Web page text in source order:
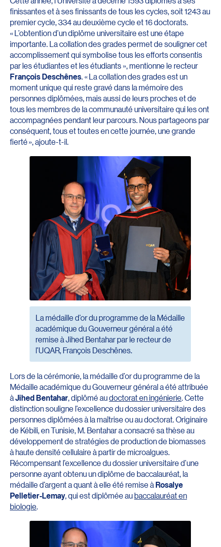
finissantes et à ses finissants de tous les cycles, soit 1243 au
premier cycle, 334 au deuxième cycle et 16 doctorats.
« L’obtention d’un diplôme universitaire est une étape
importante. La collation des grades permet de souligner cet
accomplissement qui symbolise tous les efforts consentis
par les étudiantes et les étudiants », mentionne le recteur
François Deschênes. « La collation des grades est un
moment unique qui reste gravé dans la mémoire des
personnes diplômées, mais aussi de leurs proches et de
tous les membres de la communauté universitaire qui les ont
accompagnées pendant leur parcours. Nous partageons par
conséquent, tous et toutes en cette journée, une grande
fierté », ajoute-t-il.
La médaille d’or du programme de la Médaille
académique du Gouverneur général a été
remise à Jihed Bentahar par le recteur de
l’UQAR, François Deschênes.
Lors de la cérémonie, la médaille d’or du programme de la
Médaille académique du Gouverneur général a été attribuée
àJihed Bentahar, diplômé audoctorat en ingénierie. Cette
distinction souligne l’excellence du dossier universitaire des
personnes diplômées à la maîtrise ou au doctorat. Originaire
de Kébili, en Tunisie, M. Bentahar a consacré sa thèse au
développement de stratégies de production de biomasses
à haute densité cellulaire à partir de microalgues.
Récompensant l’excellence du dossier universitaire d’une
personne ayant obtenu un diplôme de baccalauréat, la
médaille d’argent a quant à elle été remise àRosalye
Pelletier-Lemay, qui est diplômée aubaccalauréat en
biologie.